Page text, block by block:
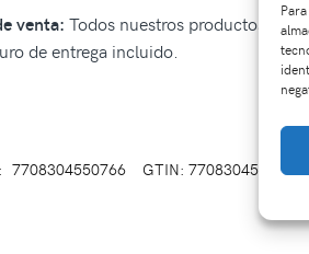
venta: Todos nuestros productos
de entrega incluido.
7708304550766 GTIN: 7708304550766